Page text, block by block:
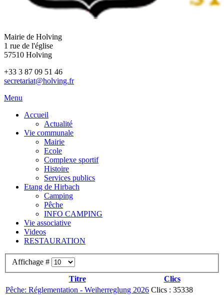
Mairie de Holving
1 rue de l'église
57510 Holving
+33 3 87 09 51 46
secretariat@holving.fr
Menu
Accueil
Actualité
Vie communale
Mairie
Ecole
Complexe sportif
Histoire
Services publics
Etang de Hirbach
Camping
Pêche
INFO CAMPING
Vie associative
Videos
RESTAURATION
Affichage #
Titre
Clics
Pêche: Réglementation - Weiherreglung 2026 Clics : 35338